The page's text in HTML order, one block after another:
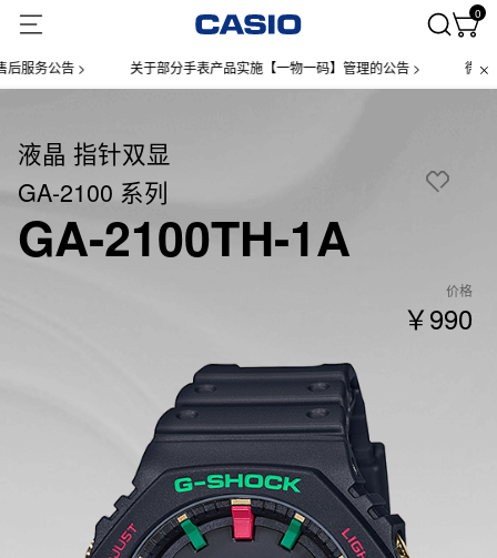
0
务公告 > 关于部分手表产品实施【一物一码】管理的公告 > 微信小
液晶 指针双显
GA-2100 系列
GA-2100TH-1A
价格
￥990